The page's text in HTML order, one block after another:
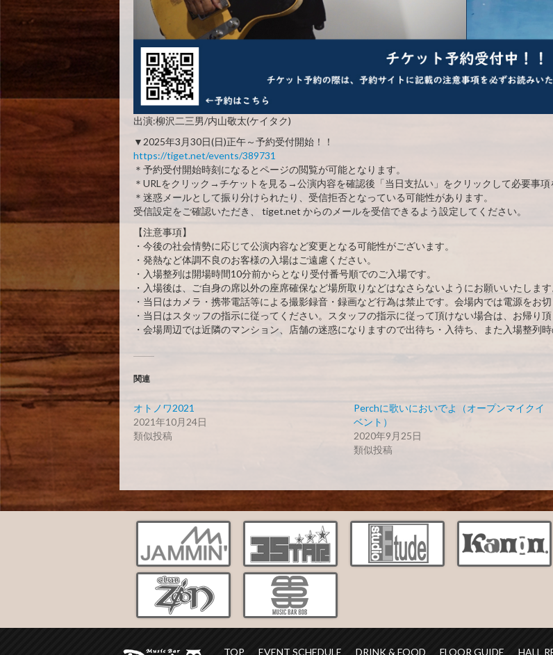
出演:柳沢二三男/内山敬太(ケイタク)
▼2025年3月30日(日)正午～予約受付開始！！
https://tiget.net/events/389731
＊予約受付開始時刻になるとページの閲覧が可能となります。
＊URLをクリック→チケットを見る→公演内容を確認後「当日支払い」をクリックして必要事項
＊迷惑メールとして振り分けられたり、受信拒否となっている可能性があります。
受信設定をご確認いただき、 tiget.net からのメールを受信できるよう設定してください。
【注意事項】
・今後の社会情勢に応じて公演内容など変更となる可能性がございます。
・発熱など体調不良のお客様の入場はご遠慮ください。
・入場整列は開場時間10分前からとなり受付番号順でのご入場です。
・入場後は、ご自身の席以外の座席確保など場所取りなどはなさらないようにお願いいたします
・当日はカメラ・携帯電話等による撮影録音・録画など行為は禁止です。会場内では電源をお切
・当日はスタッフの指示に従ってください。スタッフの指示に従って頂けない場合は、お帰り頂
・会場周辺では近隣のマンション、店舗の迷惑になりますので出待ち・入待ち、また入場整列
関連
オトノワ2021
2021年10月24日
類似投稿
Perchに歌いにおいでよ（オープンマイクイ
ベント）
2020年9月25日
類似投稿
TOP EVENT SCHEDULE DRINK & FOOD FLOOR GUIDE HALL